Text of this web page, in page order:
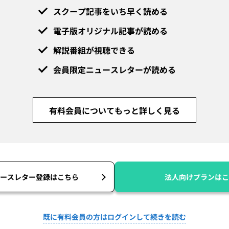
スクープ記事をいち早く読める
電子版オリジナル記事が読める
解説番組が視聴できる
会員限定ニュースレターが読める
有料会員についてもっと詳しく見る
スレター登録はこちら 法人向けプランは
既に有料会員の方はログインして続きを読む